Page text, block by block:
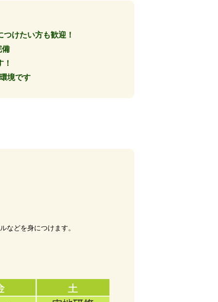
けたい方も歓迎！
備
境です
などを身につけます。